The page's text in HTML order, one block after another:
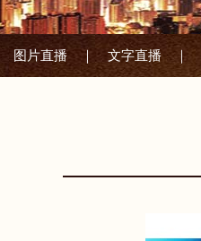
图片直播 ｜ 文字直播 ｜